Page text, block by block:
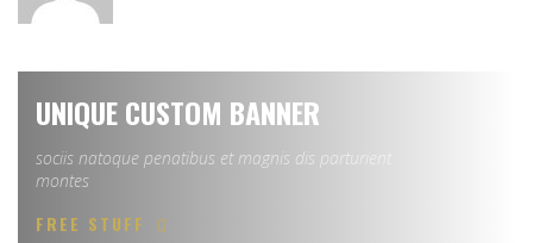
UNIQUE CUSTOM BANNER
sociis natoque penatibus et magnis dis parturient
montes
FREE STUFF